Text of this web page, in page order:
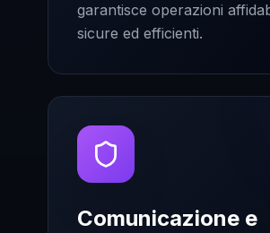
garantisce operazioni
sicure ed efficienti.
Comunicazione e